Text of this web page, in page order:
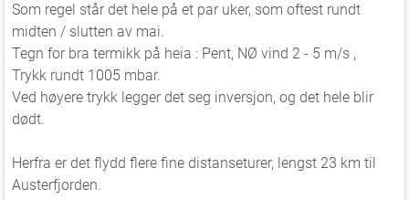
Som regel står det hele på et par uker, som oftest rundt
midten / slutten av mai.
Tegn for bra termikk på heia : Pent, NØ vind 2 - 5 m/s ,
Trykk rundt 1005 mbar.
Ved høyere trykk legger det seg inversjon, og det hele blir
dødt.
Herfra er det flydd flere fine distanseturer, lengst 23 km til
Austerfjorden.